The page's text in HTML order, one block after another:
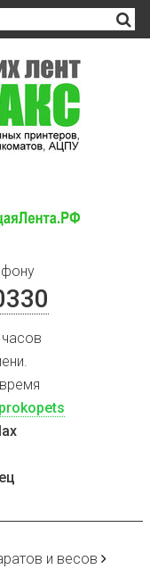
и весов